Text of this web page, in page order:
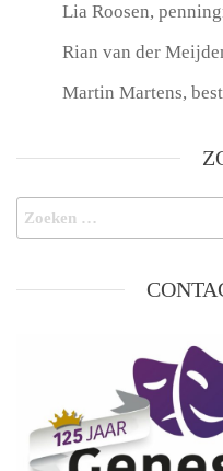
Lia Roosen,
Rian van der
Martin Martens,